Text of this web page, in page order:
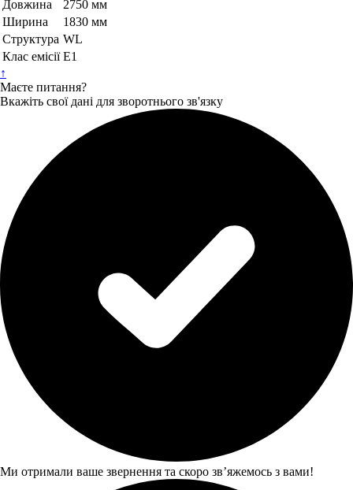
Довжина
2750 мм
Ширина
1830 мм
Структура WL
Клас емісії Е1
↑
Маєте питання?
Вкажіть свої дані для зворотнього зв'язку
Ми отримали ваше звернення та скоро звʼяжемось з вами!